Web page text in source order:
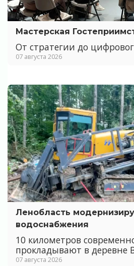
Мастерская
От стратегии до
07 августа 2026
Ленобласть
водоснабжения
10 километров
прокладывают в деревне
07 августа 2026